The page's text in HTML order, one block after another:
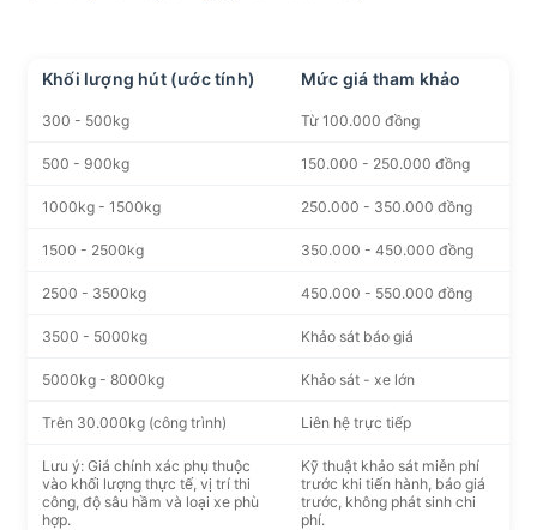
Khối lượng hút (ước tính) Mức giá tham khảo
300 - 500kg Từ 100.000 đồng
500 - 900kg 150.000 - 250.000 đồng
1000kg - 1500kg 250.000 - 350.000 đồng
1500 - 2500kg 350.000 - 450.000 đồng
2500 - 3500kg 450.000 - 550.000 đồng
3500 - 5000kg Khảo sát báo giá
5000kg - 8000kg Khảo sát - xe lớn
Trên 30.000kg (công trình) Liên hệ trực tiếp
Lưu ý: Giá chính xác phụ thuộc
vào khối lượng thực tế, vị trí thi
công, độ sâu hầm và loại xe phù
hợp.
Kỹ thuật khảo sát miễn phí
trước khi tiến hành, báo giá
trước, không phát sinh chi
phí.